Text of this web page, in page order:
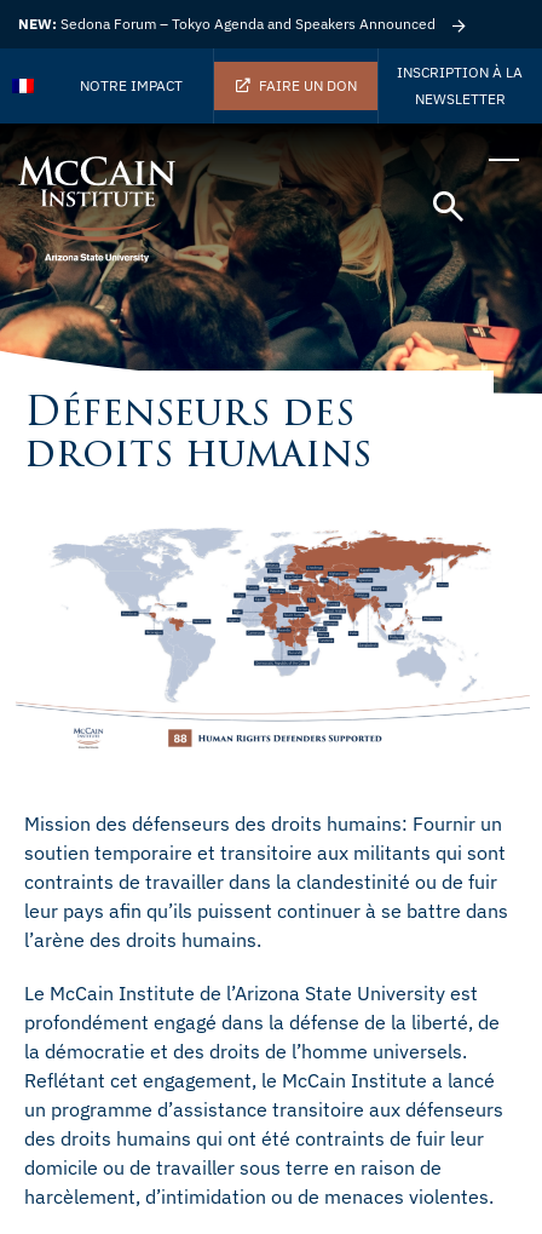
NEW: Sedona Forum – Tokyo Agenda and Speakers Announced
NOTRE IMPACT FAIRE UN DON
INSCRIPTION À LA
NEWSLETTER
Défenseurs des
droits humains
Mission des défenseurs des droits humains: Fournir un
soutien temporaire et transitoire aux militants qui sont
contraints de travailler dans la clandestinité ou de fuir
leur pays afin qu’ils puissent continuer à se battre dans
l’arène des droits humains.
Le McCain Institute de l’Arizona State University est
profondément engagé dans la défense de la liberté, de
la démocratie et des droits de l’homme universels.
Reflétant cet engagement, le McCain Institute a lancé
un programme d’assistance transitoire aux défenseurs
des droits humains qui ont été contraints de fuir leur
domicile ou de travailler sous terre en raison de
harcèlement, d’intimidation ou de menaces violentes.